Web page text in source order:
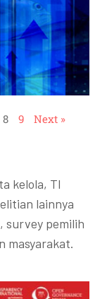
8 9 Next »
kelola, TI
lainnya
survey pemilih
masyarakat.